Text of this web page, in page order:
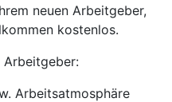
neuen Arbeitgeber,
kostenlos.
Arbeitgeber:
Arbeitsatmosphäre